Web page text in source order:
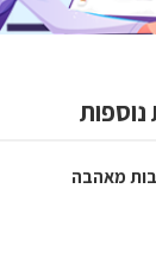
מאהבה